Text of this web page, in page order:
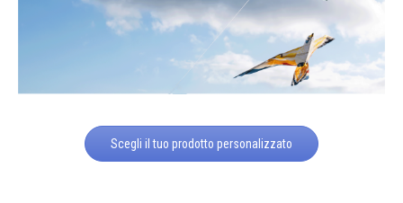
Scegli il tuo prodotto personalizzato